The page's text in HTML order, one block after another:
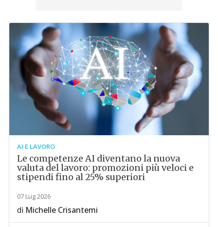
AI E LAVORO
Le competenze AI diventano la nuova
valuta del lavoro: promozioni più veloci e
stipendi fino al 25% superiori
07 Lug 2026
di Michelle Crisantemi